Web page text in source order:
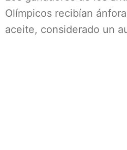
Olímpicos recibían
aceite, considerado un